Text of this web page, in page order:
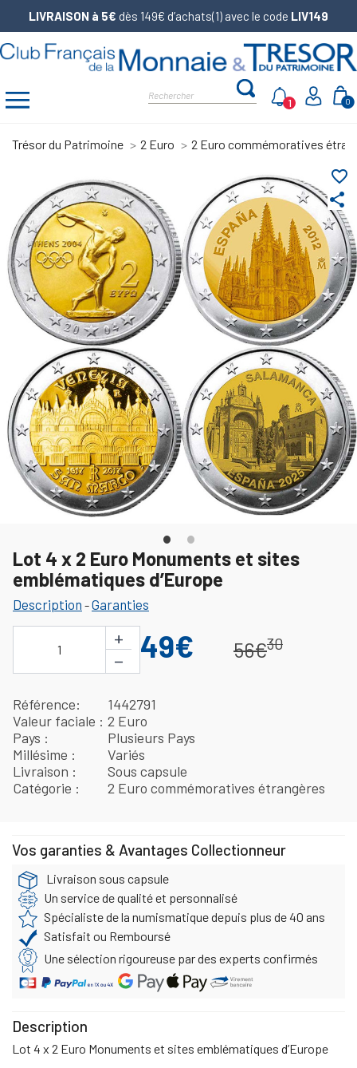
LIVRAISON à 5€ dès 149€ d’achats(1) avec le code LIV149
0
1
Trésor du Patrimoine 2 Euro 2 Euro commémoratives
share
favorite_border
Lot 4 x 2 Euro Monuments et sites
emblématiques d’Europe
Description -Garanties
1
+
−
49€ 56€30
Référence
1442791
Valeur faciale
2 Euro
Pays
Plusieurs Pays
Millésime
Variés
Livraison
Sous capsule
Catégorie
2 Euro commémoratives étrangères
Vos garanties & Avantages Collectionneur
Livraison sous capsule
Un service de qualité et personnalisé
Spécialiste de la numismatique depuis plus de 40 ans
Satisfait ou Remboursé
Une sélection rigoureuse par des experts confirmés
Description
Lot 4 x 2 Euro Monuments et sites emblématiques d’Europe